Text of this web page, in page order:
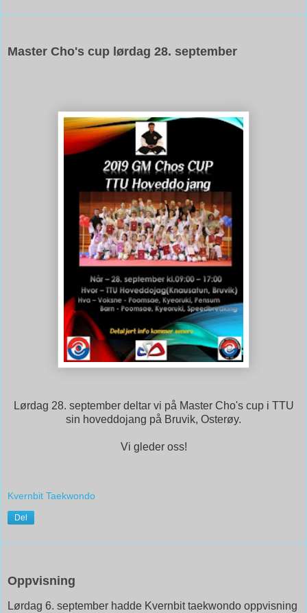
Master Cho's cup lørdag 28. september
Lørdag 28. september deltar vi på Master Cho's cup i TTU
sin hoveddojang på Bruvik, Osterøy.
Vi gleder oss!
Kvernbit Taekwondo
Del
Oppvisning
Lørdag 6. september hadde Kvernbit taekwondo oppvisning